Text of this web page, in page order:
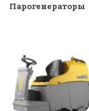
Парогенераторы